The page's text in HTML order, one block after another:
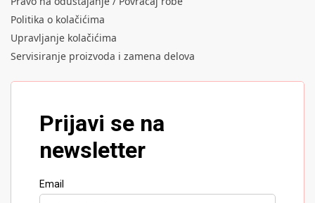
Politika o kolačićima
Upravljanje kolačićima
Servisiranje proizvoda i zamena delova